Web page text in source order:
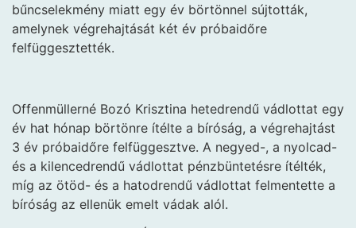
bűncselekmény miatt egy év börtönnel sújtották,
amelynek végrehajtását két év próbaidőre
felfüggesztették.
Offenmüllerné Bozó Krisztina hetedrendű vádlottat egy
év hat hónap börtönre ítélte a bíróság, a végrehajtást
3 év próbaidőre felfüggesztve. A negyed-, a nyolcad-
és a kilencedrendű vádlottat pénzbüntetésre ítélték,
míg az ötöd- és a hatodrendű vádlottat felmentette a
bíróság az ellenük emelt vádak alól.